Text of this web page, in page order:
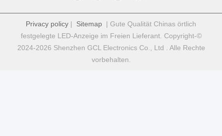
Privacy policy | Sitemap | Gute Qualität Chinas örtlich
festgelegte LED-Anzeige im Freien Lieferant. Copyright-©
2024-2026 Shenzhen GCL Electronics Co., Ltd . Alle Rechte
vorbehalten.